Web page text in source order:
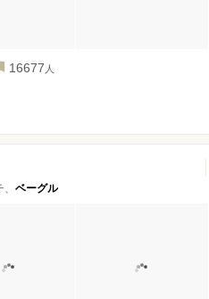
16677 人
ベーグル